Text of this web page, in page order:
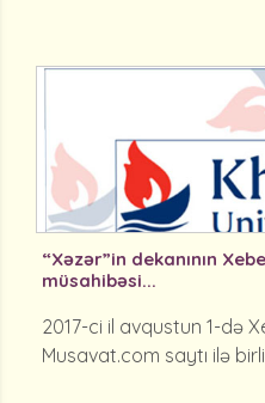
“Xəzər”in dekanının
müsahibəsi...
2017-ci il avqustun 1-də
Musavat.com saytı ilə